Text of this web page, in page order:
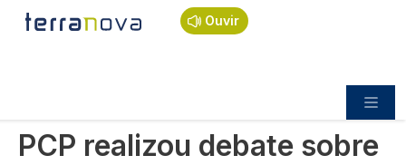
Passar para o conteúdo principal
Ouvir
Navegação estrutural
Início
Política
PCP realizou debate sobre actualidade da
PCP realizou debate sobre